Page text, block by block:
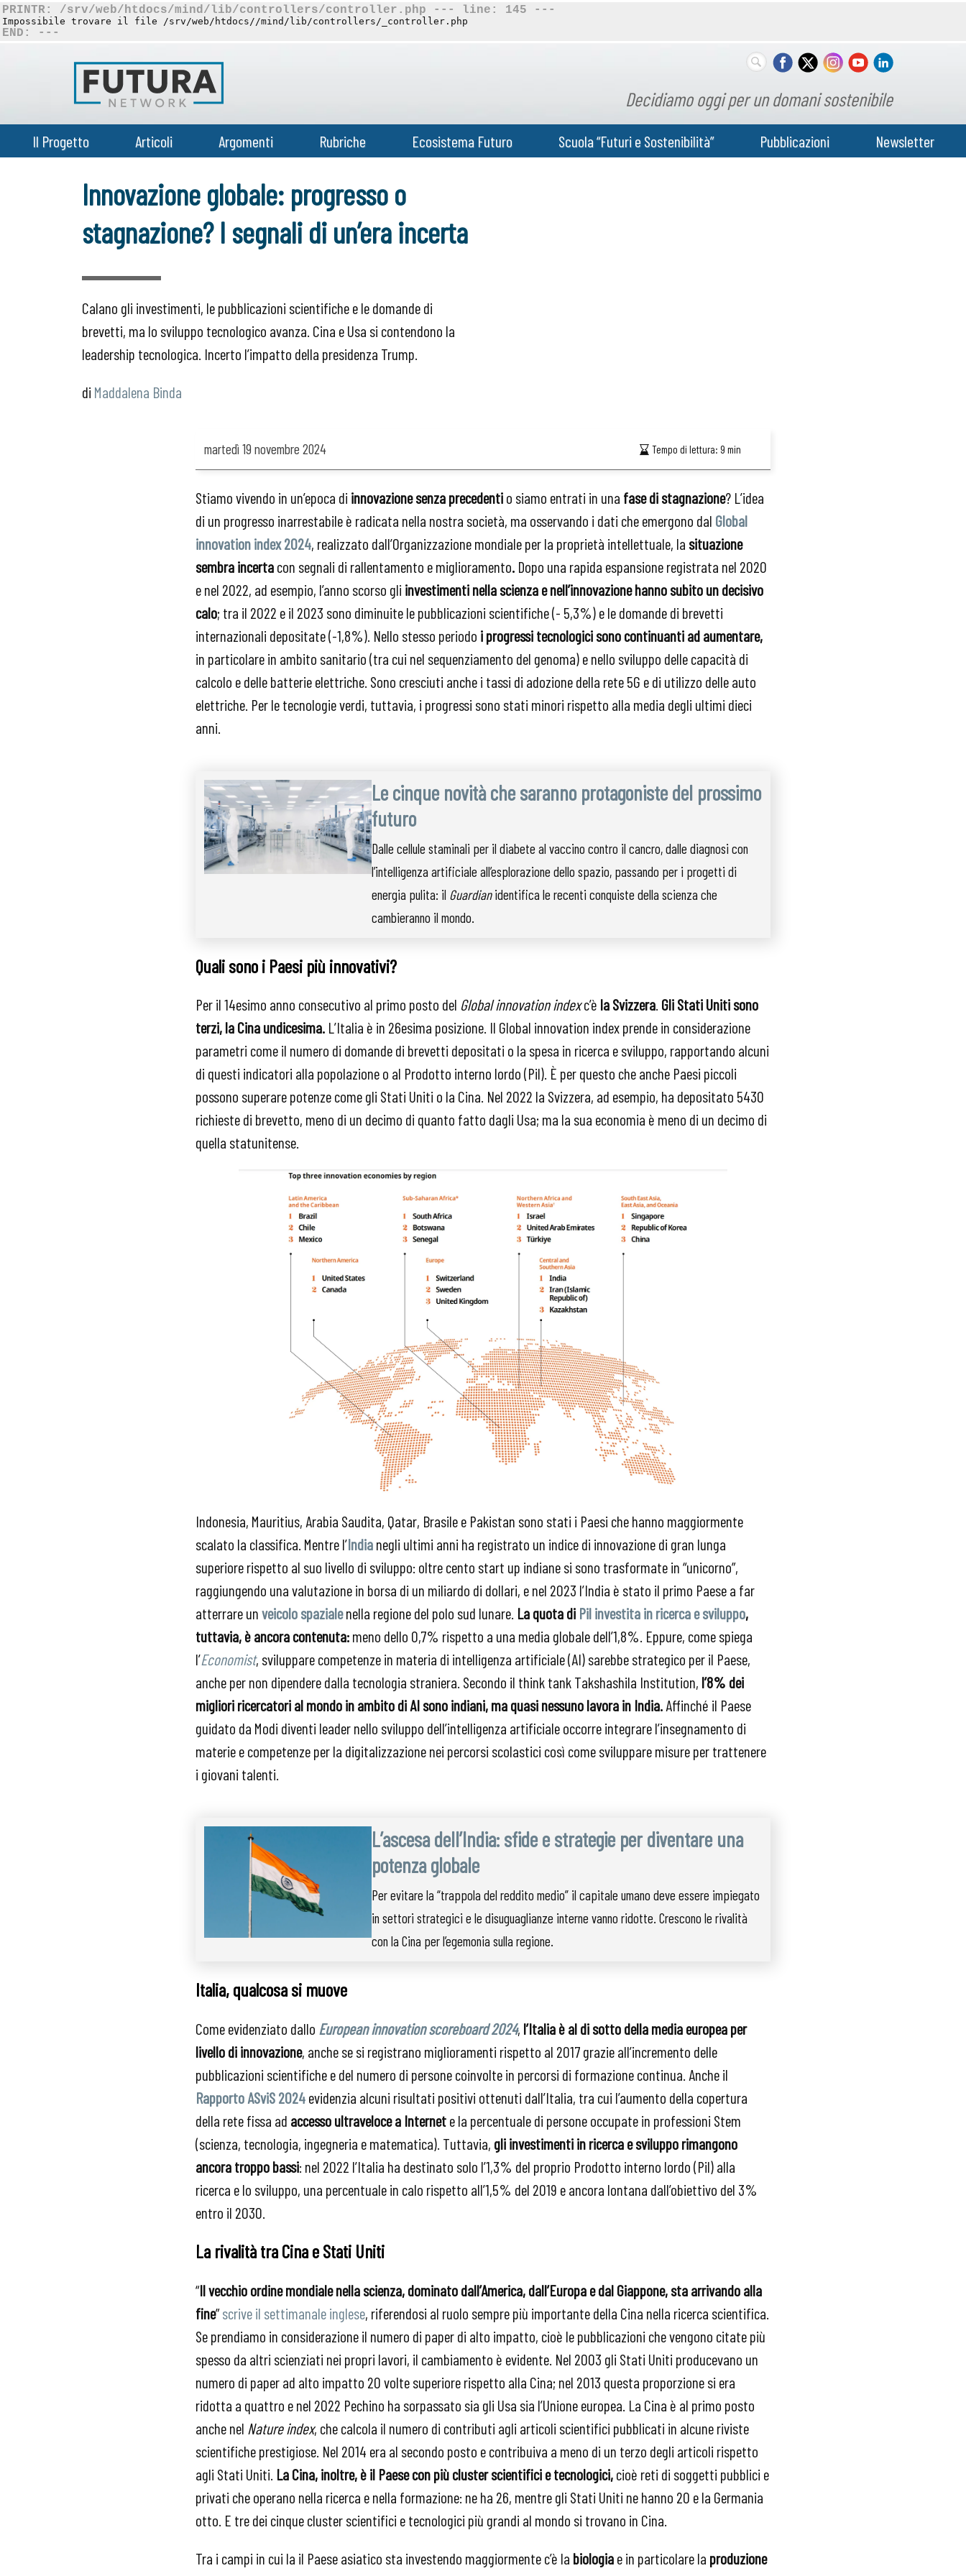
PRINTR: /srv/web/htdocs/mind/lib/controllers/controller.php --- line: 145 ---
Impossibile trovare il file /srv/web/htdocs//mind/lib/controllers/_controller.php
END: ---
Decidiamo oggi per un domani sostenibile
Il Progetto Articoli Argomenti Rubriche Ecosistema Futuro Scuola “Futuri e Sostenibilità” Pubblicazioni Newsletter
Innovazione globale: progresso o
stagnazione? I segnali di un’era incerta
Calano gli investimenti, le pubblicazioni scientifiche e le domande di
brevetti, ma lo sviluppo tecnologico avanza. Cina e Usa si contendono la
leadership tecnologica. Incerto l’impatto della presidenza Trump.
Maddalena Binda
martedì 19 novembre 2024 Tempo di lettura:9 min
Stiamo vivendo in un’epoca di innovazione senza precedentio siamo entrati in una fase di stagnazione? L’idea
di un progresso inarrestabile è radicata nella nostra società, ma osservando i dati che emergono dal Global
innovation index 2024, realizzato dall’Organizzazione mondiale per la proprietà intellettuale, la situazione
sembra incertacon segnali di rallentamento e miglioramento. Dopo una rapida espansione registrata nel 2020
e nel 2022, ad esempio, l’anno scorso gli investimenti nella scienza e nell’innovazione hanno subito un decisivo
calo; tra il 2022 e il 2023 sono diminuite le pubblicazioni scientifiche (- 5,3%) e le domande di brevetti
internazionali depositate (-1,8%). Nello stesso periodo i progressi tecnologici sono continuanti ad aumentare,
in particolare in ambito sanitario (tra cui nel sequenziamento del genoma) e nello sviluppo delle capacità di
calcolo e delle batterie elettriche. Sono cresciuti anche i tassi di adozione della rete 5G e di utilizzo delle auto
elettriche. Per le tecnologie verdi, tuttavia, i progressi sono stati minori rispetto alla media degli ultimi dieci
anni.
Le cinque novità che saranno protagoniste del prossimo
futuro
Dalle cellule staminali per il diabete al vaccino contro il cancro, dalle diagnosi con
l’intelligenza artificiale all’esplorazione dello spazio, passando per i progetti di
energia pulita: il Guardianidentifica le recenti conquiste della scienza che
cambieranno il mondo.
Quali sono i Paesi più innovativi?
Per il 14esimo anno consecutivo al primo posto del Global innovation indexc’è la Svizzera Gli Stati Uniti sono
terzi, la Cina undicesima. L’Italia è in 26esima posizione. Il Global innovation index prende in considerazione
parametri come il numero di domande di brevetti depositati o la spesa in ricerca e sviluppo, rapportando alcuni
di questi indicatori alla popolazione o al Prodotto interno lordo (Pil). È per questo che anche Paesi piccoli
possono superare potenze come gli Stati Uniti o la Cina. Nel 2022 la Svizzera, ad esempio, ha depositato 5430
richieste di brevetto, meno di un decimo di quanto fatto dagli Usa; ma la sua economia è meno di un decimo di
quella statunitense.
Indonesia, Mauritius, Arabia Saudita, Qatar, Brasile e Pakistan sono stati i Paesi che hanno maggiormente
scalato la classifica. Mentre l’Indianegli ultimi anni ha registrato un indice di innovazione di gran lunga
superiore rispetto al suo livello di sviluppo: oltre cento start up indiane si sono trasformate in “unicorno”,
raggiungendo una valutazione in borsa di un miliardo di dollari, e nel 2023 l’India è stato il primo Paese a far
atterrare unveicolo spazialenella regione del polo sud lunare. La quota di Pil investita in ricerca e sviluppo,
tuttavia, è ancora contenuta:meno dello 0,7% rispetto a una media globale dell’1,8%. Eppure, come spiega
l’Economist, sviluppare competenze in materia di intelligenza artificiale (AI) sarebbe strategico per il Paese,
anche per non dipendere dalla tecnologia straniera. Secondo il think tank Takshashila Institution, l’8% dei
migliori ricercatori al mondo in ambito di AI sono indiani, ma quasi nessuno lavora in India.Affinché il Paese
guidato da Modi diventi leader nello sviluppo dell’intelligenza artificiale occorre integrare l’insegnamento di
materie e competenze per la digitalizzazione nei percorsi scolastici così come sviluppare misure per trattenere
i giovani talenti.
L’ascesa dell’India: sfide e strategie per diventare una
potenza globale
Per evitare la “trappola del reddito medio” il capitale umano deve essere impiegato
in settori strategici e le disuguaglianze interne vanno ridotte. Crescono le rivalità
con la Cina per l’egemonia sulla regione.
Italia, qualcosa si muove
Come evidenziato dallo European innovation scoreboard 2024, l’Italia è al di sotto della media europea per
livello di innovazione, anche se si registrano miglioramenti rispetto al 2017 grazie all’incremento delle
pubblicazioni scientifiche e del numero di persone coinvolte in percorsi di formazione continua. Anche il
Rapporto ASviS 2024evidenzia alcuni risultati positivi ottenuti dall’Italia, tra cui l’aumento della copertura
della rete fissa ad accesso ultraveloce a Internete la percentuale di persone occupate in professioni Stem
(scienza, tecnologia, ingegneria e matematica). Tuttavia, gli investimenti in ricerca e sviluppo rimangono
ancora troppo bassi: nel 2022 l’Italia ha destinato solo l’1,3% del proprio Prodotto interno lordo (Pil) alla
ricerca e lo sviluppo, una percentuale in calo rispetto all’1,5% del 2019 e ancora lontana dall’obiettivo del 3%
entro il 2030.
La rivalità tra Cina e Stati Uniti
“Il vecchio ordine mondiale nella scienza, dominato dall’America, dall’Europa e dal Giappone, sta arrivando alla
fine”scrive il settimanale inglese, riferendosi al ruolo sempre più importante della Cina nella ricerca scientifica.
Se prendiamo in considerazione il numero di paper di alto impatto, cioè le pubblicazioni che vengono citate più
spesso da altri scienziati nei propri lavori, il cambiamento è evidente. Nel 2003 gli Stati Uniti producevano un
numero di paper ad alto impatto 20 volte superiore rispetto alla Cina; nel 2013 questa proporzione si era
ridotta a quattro e nel 2022 Pechino ha sorpassato sia gli Usa sia l’Unione europea. La Cina è al primo posto
anche nel Nature index, che calcola il numero di contributi agli articoli scientifici pubblicati in alcune riviste
scientifiche prestigiose. Nel 2014 era al secondo posto e contribuiva a meno di un terzo degli articoli rispetto
agli Stati Uniti. La Cina, inoltre, è il Paese con più cluster scientifici e tecnologici,cioè reti di soggetti pubblici e
privati che operano nella ricerca e nella formazione: ne ha 26, mentre gli Stati Uniti ne hanno 20 e la Germania
otto. E tre dei cinque cluster scientifici e tecnologici più grandi al mondo si trovano in Cina.
Tra i campi in cui la il Paese asiatico sta investendo maggiormente c’è la biologiae in particolare la produzione